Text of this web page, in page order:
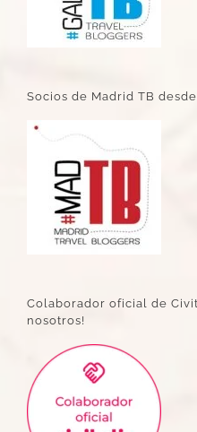
Socios de Madrid TB
Colaborador oficial de
nosotros!